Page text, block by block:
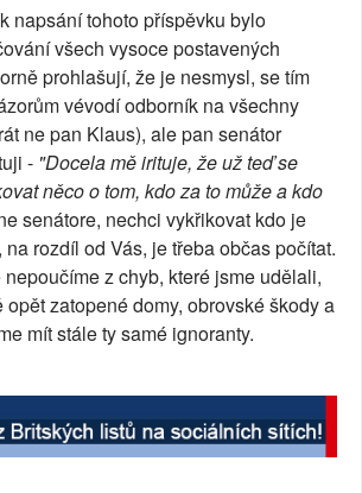
napsání tohoto příspěvku bylo
všech vysoce postavených
prohlašují, že je nesmysl, se tím
vévodí odborník na všechny
ne pan Klaus), ale pan senátor
- "Docela mě irituje, že už teď se
něco o tom, kdo za to může a kdo
senátore, nechci vykřikovat kdo je
rozdíl od Vás, je třeba občas počítat.
z chyb, které jsme udělali,
opět zatopené domy, obrovské škody a
mít stále ty samé ignoranty.